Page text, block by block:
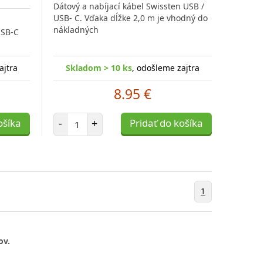
C
Dátový a nabíjací kábel Swissten USB /
USB- C. Vďaka dĺžke 2,0 m je vhodný do
nákladných
Skladom > 10 ks, odošleme zajtra
8.95 €
- Počet položiek
+ Pridať do košíka
1